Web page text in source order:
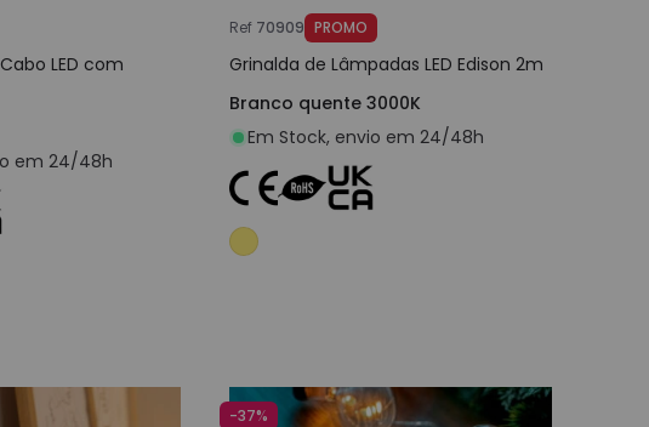
LED com
em 24/48h
ao carrinho
Ref 70909 PROMO
Grinalda de Lâmpadas LED Edison 2m
Branco quente 3000K
Em Stock, envio em 24/48h
-37%